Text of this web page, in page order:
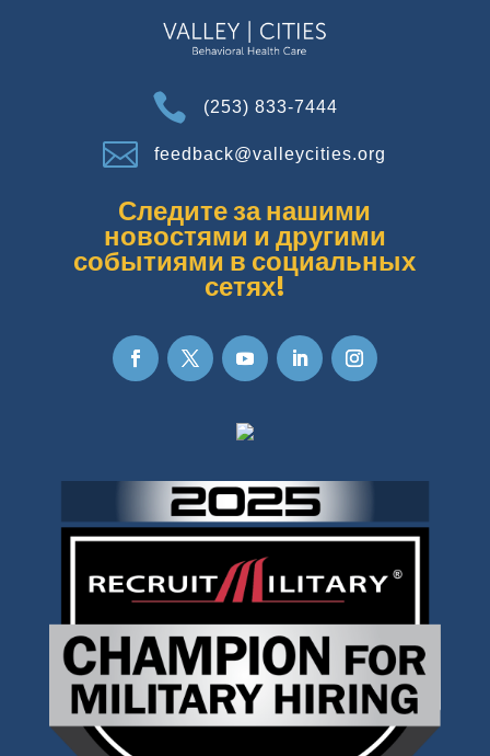
 (253) 833-7444
 feedback@valleycities.org
Следите за нашими
новостями и другими
событиями в социальных
сетях!